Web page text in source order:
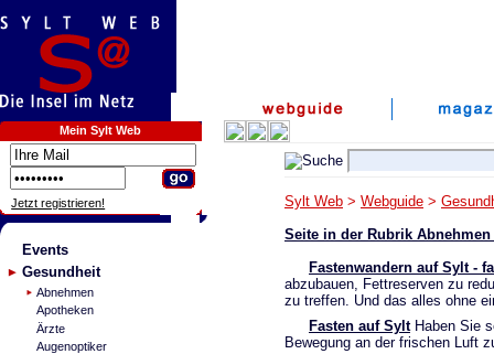
Mein Sylt Web
Jetzt registrieren!
Events
Gesundheit
Abnehmen
Apotheken
Ärzte
Augenoptiker
Sylt Web > Webguide >
Seite in der Rubrik
Fastenwandern auf Sylt -
abzubauen, Fettreserven zu
zu treffen. Und das alles ohne
Fasten auf SyltHaben Sie
Bewegung an der frischen Luft